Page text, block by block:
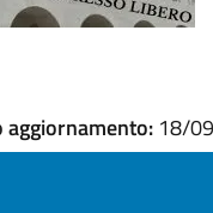
aggiornamento: 18/